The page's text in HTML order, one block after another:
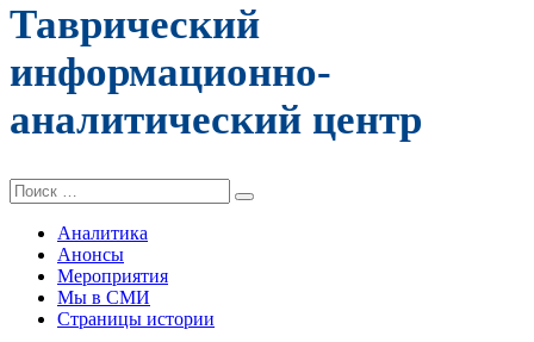
Таврический
информационно-
аналитический центр
Поиск:
Аналитика
Анонсы
Мероприятия
Мы в СМИ
Страницы истории